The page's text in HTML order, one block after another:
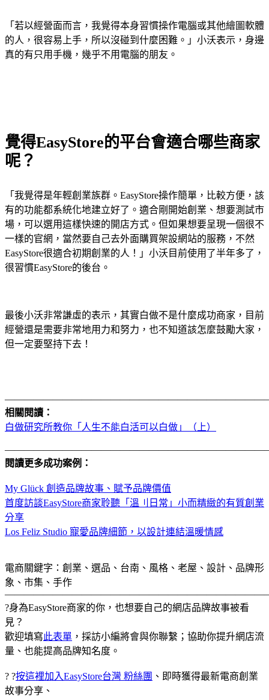
「若以經營面而言，我覺得本身習慣操作電腦或其他繪圖軟體
的人，很容易上手，所以沒碰到什麼困難。」小沃表示，身邊
真的有只用手機，幾乎不用電腦的朋友。
覺得EasyStore的平台會適合哪些商家
呢？
「我覺得是年輕創業族群。EasyStore操作簡單，比較方便，該
有的功能都系統化地建立好了。適合剛開始創業、想要測試市
場，可以選用這樣快速的開店方式。但如果想要呈現一個很不
一樣的官網，當然要自己去外面購買架設網站的服務，不然
EasyStore很適合初期創業的人！」小沃目前使用了半年多了，
很習慣EasyStore的後台。
最後小沃非常謙虛的表示，其實白做不是什麼成功商家，目前
經營還是需要非常地用力和努力，也不知道該怎麼鼓勵大家，
但一定要堅持下去！
相關閱讀：
白做研究所教你「人生不能白活可以白做」（上）
閱讀更多成功案例：
My Glück 創造品牌故事、賦予品牌價值
首度訪談EasyStore商家聆聽「溫刂日常」小而精緻的有質創業
分享
Los Feliz Studio 寵愛品牌細節，以設計連結溫暖情感
電商關鍵字：創業、選品、台南、風格、老屋、設計、品牌形
象、市集、手作
?身為EasyStore商家的你，也想要自己的網店品牌故事被看
見？
歡迎填寫此表單 ，採訪小編將會與你聯繫；協助你提升網店流
量、也能提高品牌知名度。
? ?按這裡加入EasyStore台灣 粉絲團 、即時獲得最新電商創業
故事分享、